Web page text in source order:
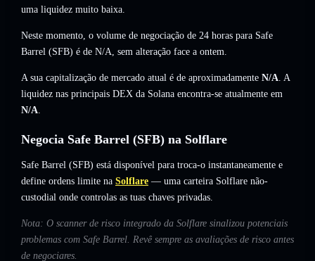
uma liquidez muito baixa.
Neste momento, o volume de negociação de 24 horas para Safe
Barrel (SFB) é de N/A, sem alteração face a ontem.
A sua capitalização de mercado atual é de aproximadamente N/A. A
liquidez nas principais DEX da Solana encontra-se atualmente em
N/A.
Negocia Safe Barrel (SFB) na Solflare
Safe Barrel (SFB) está disponível para troca-o instantaneamente e
define ordens limite na Solflare — uma carteira Solflare não-
custodial onde controlas as tuas chaves privadas.
Nota: O scanner de risco integrado da Solflare sinalizou potenciais
problemas com Safe Barrel. Revê sempre as avaliações de risco antes
de negociares.